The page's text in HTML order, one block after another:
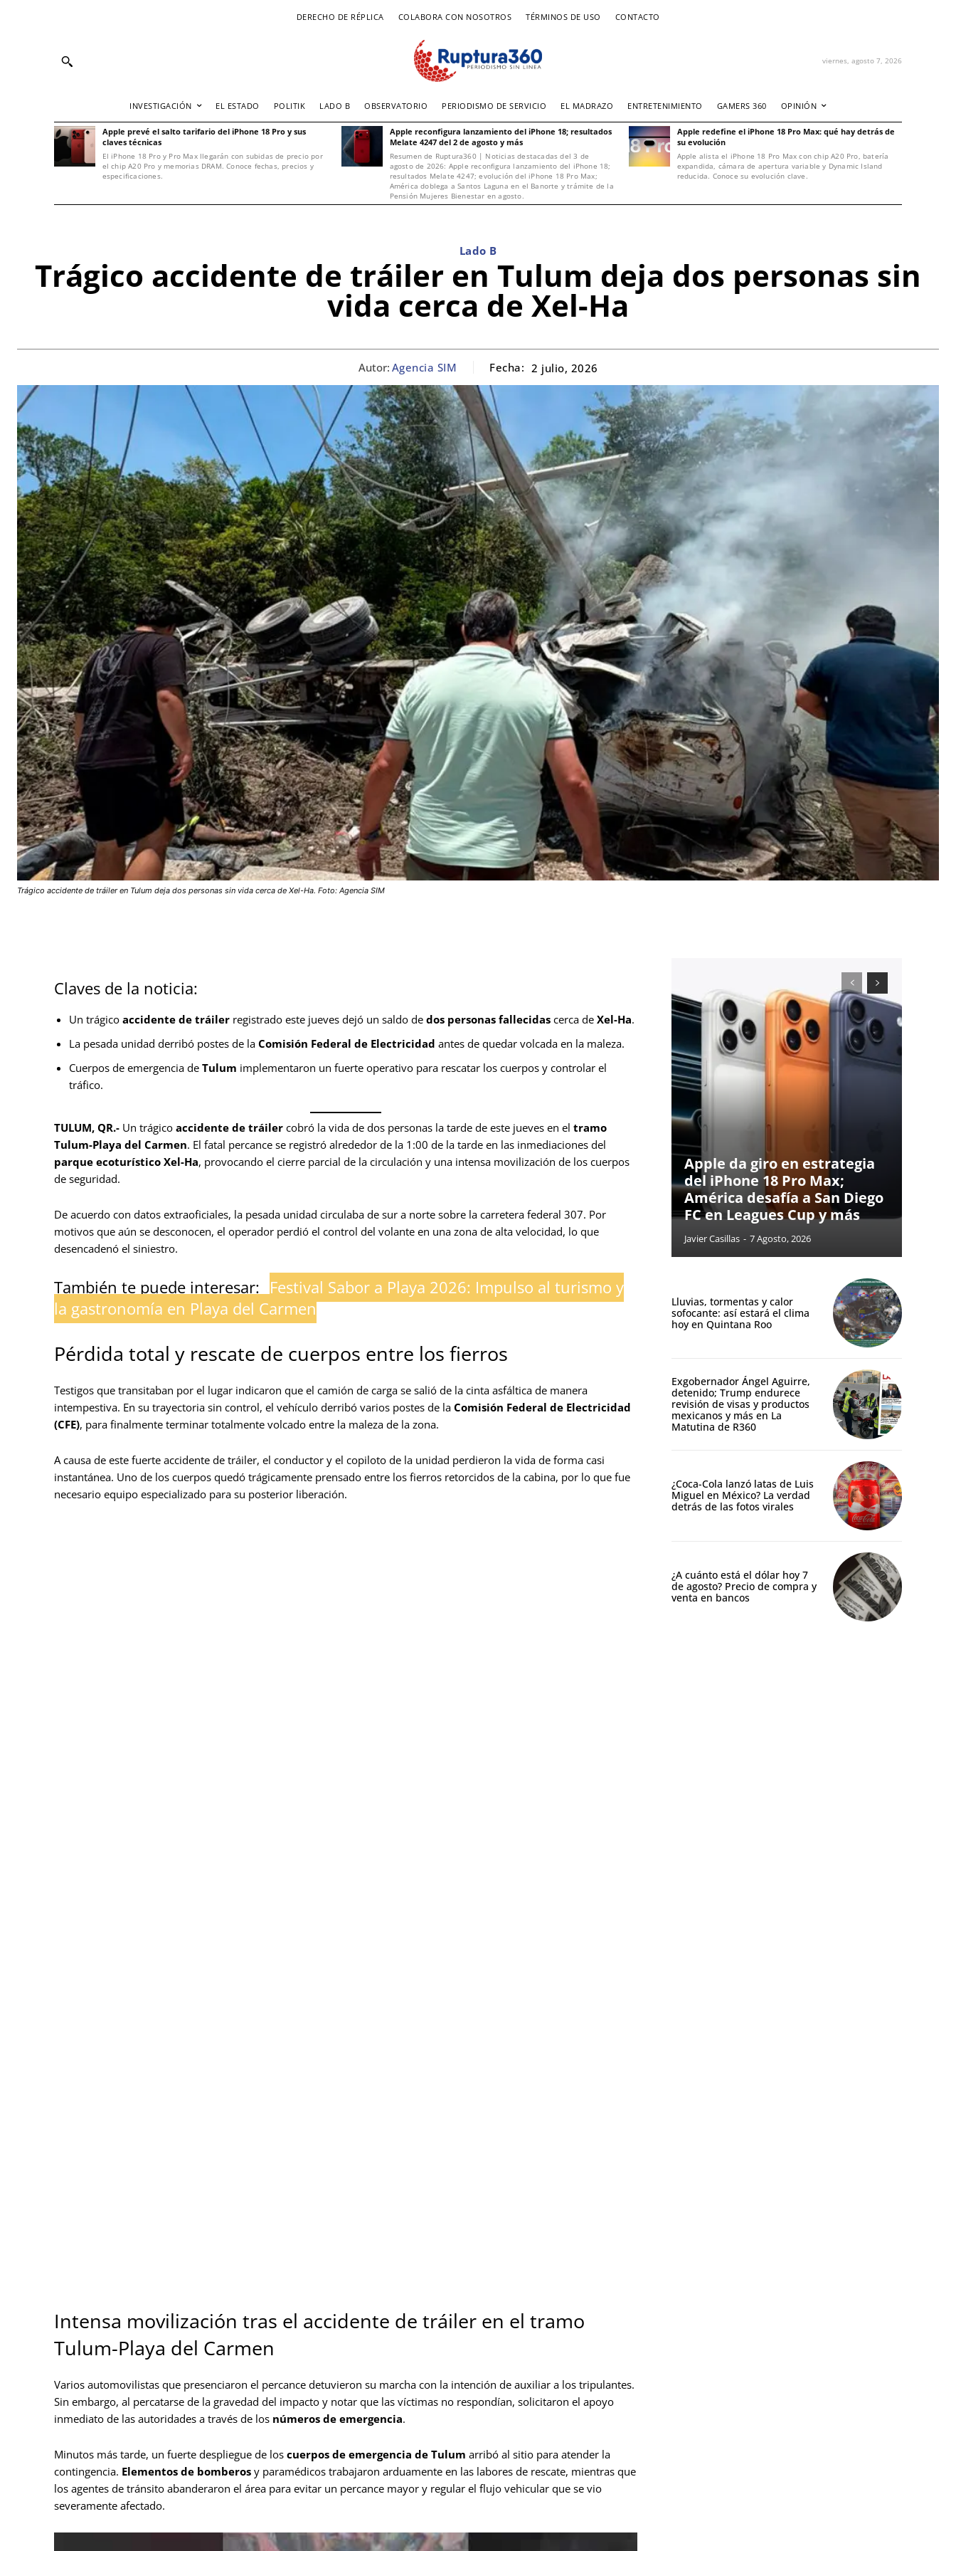
DERECHO DE RÉPLICA COLABORA CON NOSOTROS TÉRMINOS DE USO CONTACTO
viernes, agosto 7, 2026
INVESTIGACIÓN EL ESTADO POLITIK LADO B OBSERVATORIO PERIODISMO DE SERVICIO EL MADRAZO ENTRETENIMIENTO GAMERS 360 OPINIÓN
Apple prevé el salto tarifario del iPhone 18 Pro y sus
claves técnicas
El iPhone 18 Pro y Pro Max llegarán con subidas de precio por
el chip A20 Pro y memorias DRAM. Conoce fechas, precios y
especificaciones.
Apple reconfigura lanzamiento del iPhone 18; resultados
Melate 4247 del 2 de agosto y más
Resumen de Ruptura360 | Noticias destacadas del 3 de
agosto de 2026: Apple reconfigura lanzamiento del iPhone 18;
resultados Melate 4247; evolución del iPhone 18 Pro Max;
América doblega a Santos Laguna en el Banorte y trámite de la
Pensión Mujeres Bienestar en agosto.
Apple redefine el iPhone 18 Pro Max: qué hay detrás de
su evolución
Apple alista el iPhone 18 Pro Max con chip A20 Pro, batería
expandida, cámara de apertura variable y Dynamic Island
reducida. Conoce su evolución clave.
Lado B
Trágico accidente de tráiler en Tulum deja dos personas sin
vida cerca de Xel-Ha
Autor: Agencia SIM Fecha: 2 julio, 2026
Trágico accidente de tráiler en Tulum deja dos personas sin vida cerca de Xel-Ha. Foto: Agencia SIM
Claves de la noticia:
Un trágico accidente de tráiler registrado este jueves dejó un saldo de dos personas fallecidas cerca de Xel-Ha.
La pesada unidad derribó postes de la Comisión Federal de Electricidad antes de quedar volcada en la maleza.
Cuerpos de emergencia de Tulum implementaron un fuerte operativo para rescatar los cuerpos y controlar el
tráfico.
TULUM, QR.- Un trágico accidente de tráiler cobró la vida de dos personas la tarde de este jueves en el tramo
Tulum-Playa del Carmen. El fatal percance se registró alrededor de la 1:00 de la tarde en las inmediaciones del
parque ecoturístico Xel-Ha, provocando el cierre parcial de la circulación y una intensa movilización de los cuerpos
de seguridad.
De acuerdo con datos extraoficiales, la pesada unidad circulaba de sur a norte sobre la carretera federal 307. Por
motivos que aún se desconocen, el operador perdió el control del volante en una zona de alta velocidad, lo que
desencadenó el siniestro.
También te puede interesar: Festival Sabor a Playa 2026: Impulso al turismo y
la gastronomía en Playa del Carmen
Pérdida total y rescate de cuerpos entre los fierros
Testigos que transitaban por el lugar indicaron que el camión de carga se salió de la cinta asfáltica de manera
intempestiva. En su trayectoria sin control, el vehículo derribó varios postes de la Comisión Federal de Electricidad
(CFE), para finalmente terminar totalmente volcado entre la maleza de la zona.
A causa de este fuerte accidente de tráiler, el conductor y el copiloto de la unidad perdieron la vida de forma casi
instantánea. Uno de los cuerpos quedó trágicamente prensado entre los fierros retorcidos de la cabina, por lo que fue
necesario equipo especializado para su posterior liberación.
Intensa movilización tras el accidente de tráiler en el tramo
Tulum-Playa del Carmen
Varios automovilistas que presenciaron el percance detuvieron su marcha con la intención de auxiliar a los tripulantes.
Sin embargo, al percatarse de la gravedad del impacto y notar que las víctimas no respondían, solicitaron el apoyo
inmediato de las autoridades a través de los números de emergencia.
Minutos más tarde, un fuerte despliegue de los cuerpos de emergencia de Tulum arribó al sitio para atender la
contingencia. Elementos de bomberos y paramédicos trabajaron arduamente en las labores de rescate, mientras que
los agentes de tránsito abanderaron el área para evitar un percance mayor y regular el flujo vehicular que se vio
severamente afectado.
Apple da giro en estrategia
del iPhone 18 Pro Max;
América desafía a San Diego
FC en Leagues Cup y más
Javier Casillas - 7 Agosto, 2026
Lluvias, tormentas y calor
sofocante: así estará el clima
hoy en Quintana Roo
Exgobernador Ángel Aguirre,
detenido; Trump endurece
revisión de visas y productos
mexicanos y más en La
Matutina de R360
¿Coca-Cola lanzó latas de Luis
Miguel en México? La verdad
detrás de las fotos virales
¿A cuánto está el dólar hoy 7
de agosto? Precio de compra y
venta en bancos